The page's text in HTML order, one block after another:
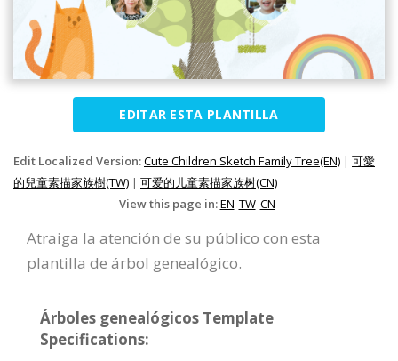
EDITAR ESTA PLANTILLA
Edit Localized Version:Cute Children Sketch Family Tree(EN) | 可愛
的兒童素描家族樹(TW) | 可爱的儿童素描家族树(CN)
View this page in:EN TW CN
Atraiga la atención de su público con esta
plantilla de árbol genealógico.
Árboles genealógicos Template
Specifications: